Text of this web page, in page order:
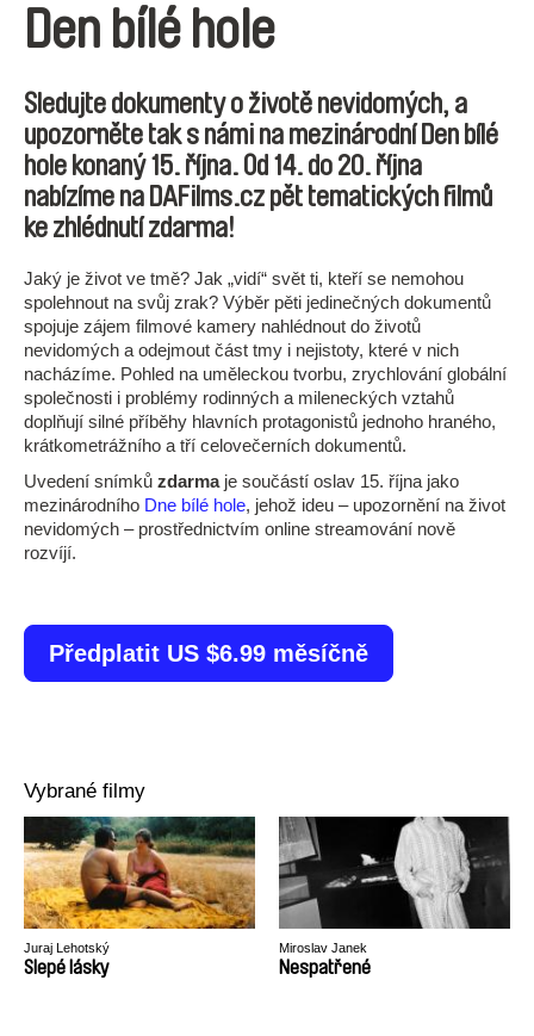
Den bílé hole
Sledujte dokumenty o životě nevidomých, a
upozorněte tak s námi na mezinárodní Den bílé
hole konaný 15. října. Od 14. do 20. října
nabízíme na DAFilms.cz pět tematických filmů
ke zhlédnutí zdarma!
Jaký je život ve tmě? Jak „vidí“ svět ti, kteří se nemohou
spolehnout na svůj zrak? Výběr pěti jedinečných dokumentů
spojuje zájem filmové kamery nahlédnout do životů
nevidomých a odejmout část tmy i nejistoty, které v nich
nacházíme. Pohled na uměleckou tvorbu, zrychlování globální
společnosti i problémy rodinných a mileneckých vztahů
doplňují silné příběhy hlavních protagonistů jednoho hraného,
krátkometrážního a tří celovečerních dokumentů.
Uvedení snímků zdarmaje součástí oslav 15. října jako
mezinárodního Dne bílé hole, jehož ideu – upozornění na život
nevidomých – prostřednictvím online streamování nově
rozvíjí.
Předplatit US $6.99 měsíčně
Vybrané filmy
Juraj Lehotský
Slepé lásky
Miroslav Janek
Nespatřené